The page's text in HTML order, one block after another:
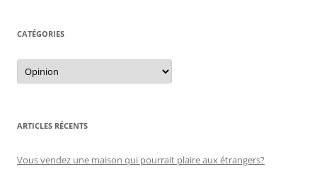
r
e
s
CATÉGORIES
C
t
r
i
ARTICLES RÉCENTS
Vous vendez une maison qui pourrait plaire aux étrangers?